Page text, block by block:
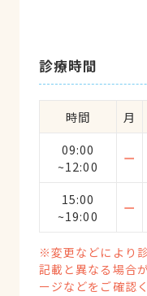
診療時間
時間 月
09:00
~12:00
ー
15:00
~19:00
ー
※変更などにより
記載と異なる場合
ージなどをご確認